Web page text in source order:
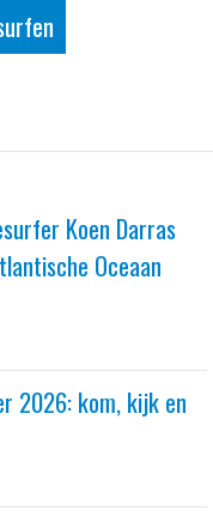
Koen Darras
Oceaan
2026: kom, kijk en